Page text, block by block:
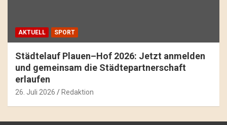
AKTUELL SPORT
Städtelauf Plauen–Hof 2026: Jetzt anmelden
und gemeinsam die Städtepartnerschaft
erlaufen
26. Juli 2026 Redaktion